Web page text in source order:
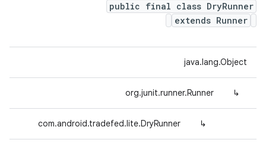
public final class DryRunner
extends Runner
java.lang.Object
↳
org.junit.runner.Runner
↳
com.android.tradefed.lite.DryRunner